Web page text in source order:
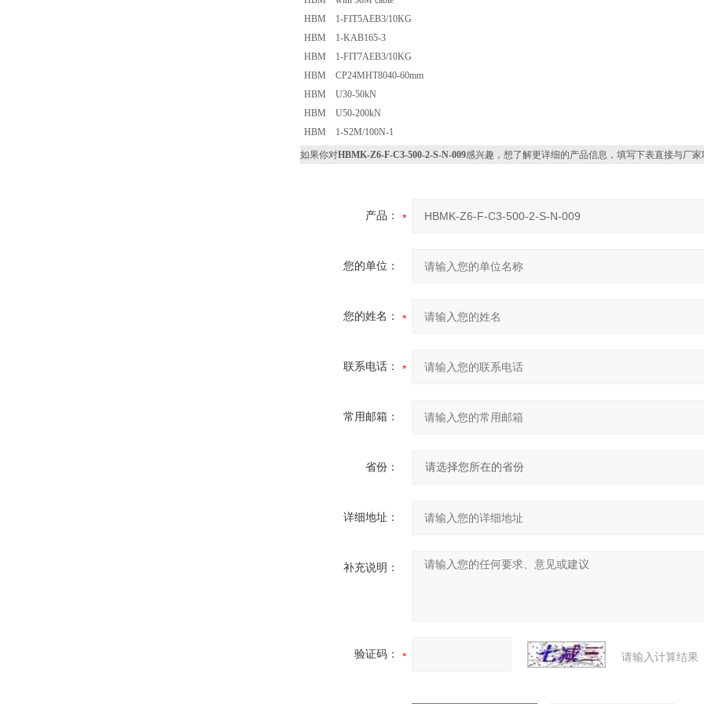
HBM 1-FIT5AEB3/10KG
HBM 1-KAB165-3
HBM 1-FIT7AEB3/10KG
HBM CP24MHT8040-60mm
HBM U30-50kN
HBM U50-200kN
HBM 1-S2M/100N-1
如果你对HBMK-Z6-F-C3-500-2-S-N-009感兴趣，想了解更详细的产品信息，填写下表直接与厂家
产品：
您的单位：
您的姓名：
联系电话：
常用邮箱：
省份：
详细地址：
补充说明：
验证码： 请输入计算结果